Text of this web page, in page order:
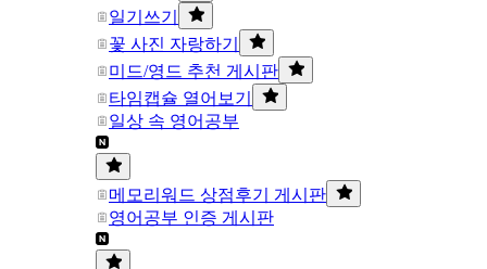
일기쓰기
꽃 사진 자랑하기
미드/영드 추천 게시판
타임캡슐 열어보기
일상 속 영어공부
메모리워드 상점후기 게시판
영어공부 인증 게시판